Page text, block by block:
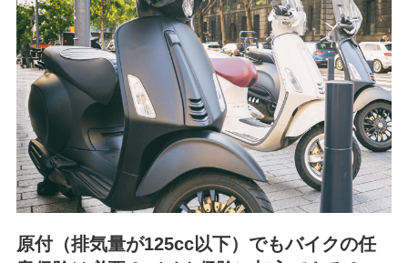
用履歴インターネット利用時の行動に関する情報、アプリケ
ーション利用時の行動に関する情報、購入されたサービスや
商品の名称・購入場所・決済に関する情報、アンケートの回
答に関する情報などが含まれます。
保険関連サービス情報
当社又は株式会社NTTドコモが提供する保険関連サービスに
関して取得し、又は保有する情報。例として、見積請求受付
時、資料請求受付時又はユーザー登録受付時に提供いただい
た情報（氏名、住所、生年月日、性別、保険契約者と被保険
者の関係、保険加入の目的、保険商品の内容、保険料、保険
料のお支払方法、車のメーカーや走行距離などの情報、建物
の構造や築年数などの情報、ペットの種類や年齢など）及び
果情報、メールマガジンを提供した際のメール内容や送信履
原付（排気量が125cc以下）でもバイクの任